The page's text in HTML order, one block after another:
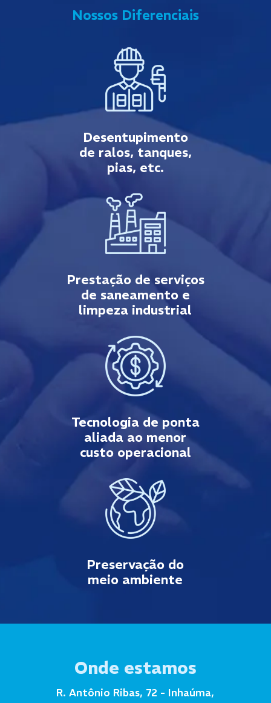
Nossos Diferenciais
Desentupimento
de ralos, tanques,
pias, etc.
Prestação de serviços
de saneamento e
limpeza industrial
Tecnologia de ponta
aliada ao menor
custo operacional
Preservação do
meio ambiente
Onde estamos
R. Antônio Ribas, 72 - Inhaúma,